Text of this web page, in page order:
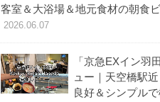
客室＆大浴場＆地元食材の朝食
2026.06.07
「京急EXイン羽
ュー｜天空橋駅
良好＆シンプル